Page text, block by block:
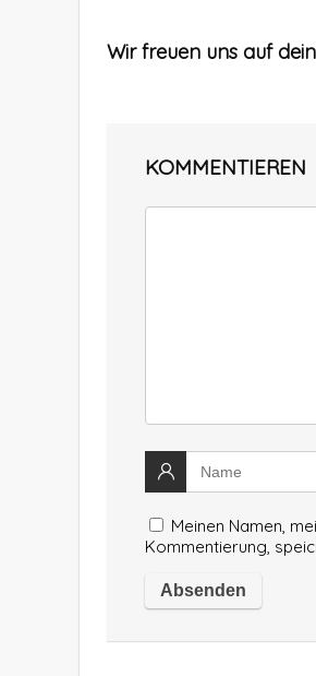
Wir freuen uns auf
KOMMENTIEREN
Meinen Namen,
Kommentierung,